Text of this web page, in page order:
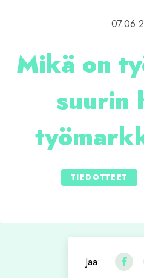
Mikä on
suurin
TIEDOTTEET
Jaa: